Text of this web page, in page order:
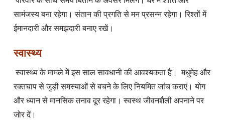
सामंजस्य बना रहेगा। संतान की प्रगति से मन प्रसन्न रहेगा। रिश्तों में
स्वास्थ्य
स्वास्थ्य के मामले में इस साल सावधानी की आवश्यकता है।  मधुमेह और
रक्तचाप से जुड़ी समस्याओं से बचने के लिए नियमित जांच कराएं। योग
और ध्यान से मानसिक तनाव दूर रहेगा। स्वस्थ जीवनशैली अपनाने पर